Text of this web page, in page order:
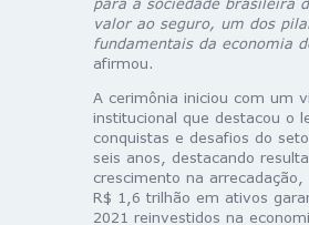
valor ao seguro, um dos
fundamentais da economia
afirmou.
A cerimônia iniciou com um
institucional que destacou o
conquistas e desafios do
seis anos, destacando
crescimento na arrecadação,
R$ 1,6 trilhão em ativos
2021 reinvestidos na